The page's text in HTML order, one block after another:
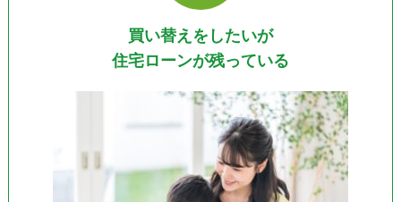
買い替えをしたいが
住宅ローンが残っている